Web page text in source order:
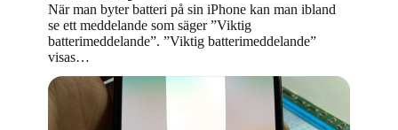
När man byter batteri på sin iPhone kan man ibland
se ett meddelande som säger ”Viktig
batterimeddelande”. ”Viktig batterimeddelande”
visas…